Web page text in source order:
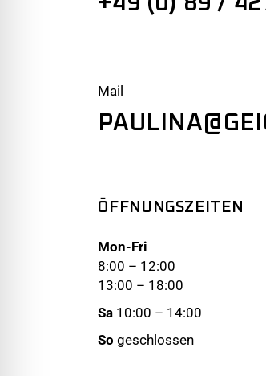
Mail
ÖFFNUNGSZEITEN
Mon-Fri
8:00 – 12:00
13:00 – 18:00
Sa 10:00 – 14:00
So geschlossen